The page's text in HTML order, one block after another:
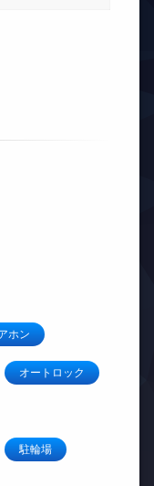
ホン
オートロック
駐輪場